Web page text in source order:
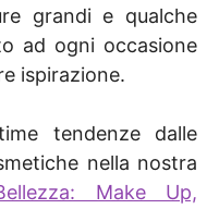
grandi e qualche
ad ogni occasione
ispirazione.
tendenze dalle
nella nostra
Make Up,